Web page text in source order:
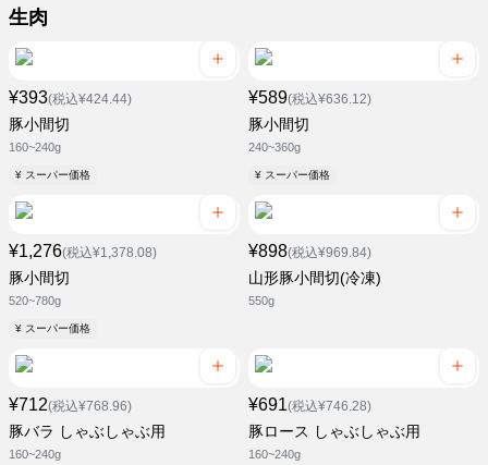
生肉
¥393(税込¥424.44)
豚小間切
160~240g
¥ スーパー価格
¥589(税込¥636.12)
豚小間切
240~360g
¥ スーパー価格
¥1,276(税込¥1,378.08)
豚小間切
520~780g
¥ スーパー価格
¥898(税込¥969.84)
山形豚小間切(冷凍)
550g
¥712(税込¥768.96)
豚バラ しゃぶしゃぶ用
160~240g
¥691(税込¥746.28)
豚ロース しゃぶしゃぶ用
160~240g